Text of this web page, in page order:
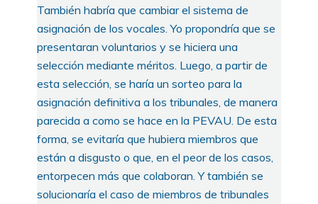
También habría que cambiar el sistema de
asignación de los vocales. Yo propondría que se
presentaran voluntarios y se hiciera una
selección mediante méritos. Luego, a partir de
esta selección, se haría un sorteo para la
asignación definitiva a los tribunales, de manera
parecida a como se hace en la PEVAU. De esta
forma, se evitaría que hubiera miembros que
están a disgusto o que, en el peor de los casos,
entorpecen más que colaboran. Y también se
solucionaría el caso de miembros de tribunales